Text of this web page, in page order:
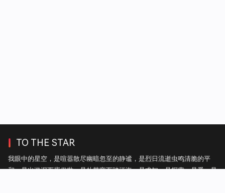
TO THE STAR
我眼中的星空，是喧嚣散尽幽暗忽至的静谧，是烈日流逝虫鸣清脆的平
和，是出淤泥而背俗世，是赴苦寒而踏江海，是求知，是探索，是爱，是